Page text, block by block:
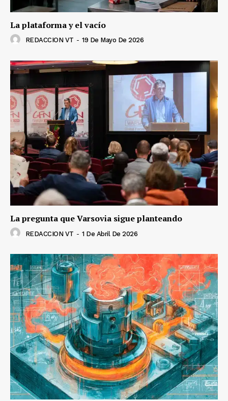
La plataforma y el vacío
REDACCION VT - 19 De Mayo De 2026
La pregunta que Varsovia sigue planteando
REDACCION VT - 1 De Abril De 2026